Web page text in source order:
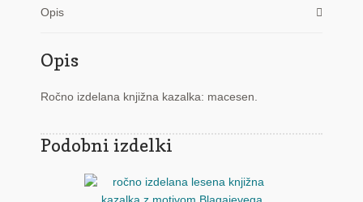
Opis
Opis
Ročno izdelana knjižna kazalka: macesen.
Podobni izdelki